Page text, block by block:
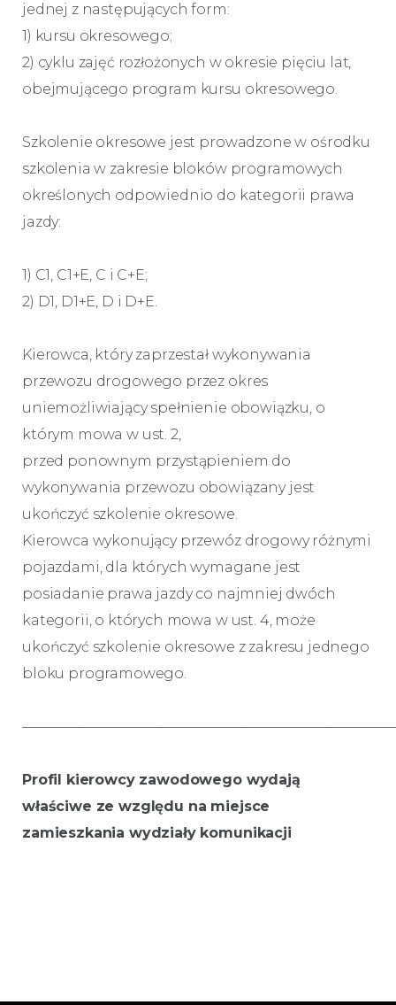
jednej z następujących form:
1) kursu okresowego;
2) cyklu zajęć rozłożonych w okresie pięciu lat,
obejmującego program kursu okresowego.
Szkolenie okresowe jest prowadzone w ośrodku
szkolenia w zakresie bloków programowych
określonych odpowiednio do kategorii prawa
jazdy:
1) C1, C1+E, C i C+E;
2) D1, D1+E, D i D+E.
Kierowca, który zaprzestał wykonywania
przewozu drogowego przez okres
uniemożliwiający spełnienie obowiązku, o
którym mowa w ust. 2,
przed ponownym przystąpieniem do
wykonywania przewozu obowiązany jest
ukończyć szkolenie okresowe.
Kierowca wykonujący przewóz drogowy różnymi
pojazdami, dla których wymagane jest
posiadanie prawa jazdy co najmniej dwóch
kategorii, o których mowa w ust. 4, może
ukończyć szkolenie okresowe z zakresu jednego
bloku programowego.
Profil kierowcy zawodowego wydają
właściwe ze względu na miejsce
zamieszkania wydziały komunikacji